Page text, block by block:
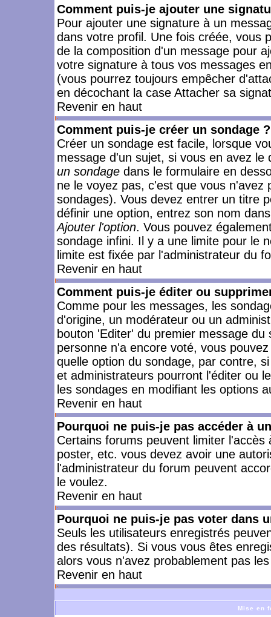
Comment puis-je ajouter une
Pour ajouter une signature à un
dans votre profil. Une fois créée, vous
de la composition d'un message pour
votre signature à tous vos messages
(vous pourrez toujours empêcher
en décochant la case Attacher sa
Revenir en haut
Comment puis-je créer un sondage ?
Créer un sondage est facile, lorsque
message d'un sujet, si vous en avez
un sondage dans le formulaire en
ne le voyez pas, c'est que vous
sondages). Vous devez entrer un titre
définir une option, entrez son nom
Ajouter l'option. Vous pouvez
sondage infini. Il y a une limite pour le
limite est fixée par l'administrateur du
Revenir en haut
Comment puis-je éditer ou
Comme pour les messages, les
d'origine, un modérateur ou un
bouton 'Editer' du premier message
personne n'a encore voté, vous
quelle option du sondage, par contre,
et administrateurs pourront l'éditer ou
les sondages en modifiant les options
Revenir en haut
Pourquoi ne puis-je pas accéder à
Certains forums peuvent limiter
poster, etc. vous devez avoir une
l'administrateur du forum peuvent
le voulez.
Revenir en haut
Pourquoi ne puis-je pas voter dans
Seuls les utilisateurs enregistrés
des résultats). Si vous vous êtes
alors vous n'avez probablement pas
Revenir en haut
Mise en